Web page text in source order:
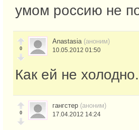
умом россию не
0
Anastasia (аноним)
10.05.2012 01:50
Как ей не холодно.
0
гангстер (аноним)
17.04.2012 14:24